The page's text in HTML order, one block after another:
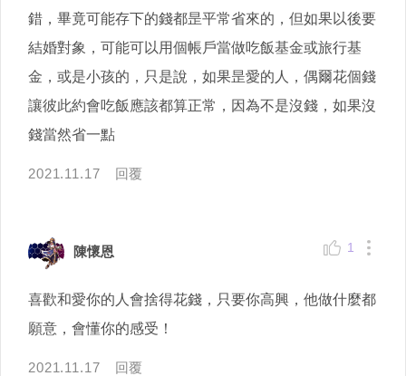
錯，畢竟可能存下的錢都昰平常省來的，但如果以後要
結婚對象，可能可以用個帳戶當做吃飯基金或旅行基
金，或是小孩的，只是說，如果昰愛的人，偶爾花個錢
讓彼此約會吃飯應該都算正常，因為不是沒錢，如果沒
錢當然省一點
2021.11.17 回覆
陳懷恩 1
喜歡和愛你的人會捨得花錢，只要你高興，他做什麼都
願意，會懂你的感受！
2021.11.17 回覆